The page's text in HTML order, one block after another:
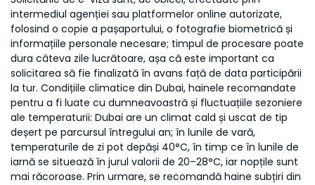
intermediul agenției sau platformelor online autorizate,
folosind o copie a pașaportului, o fotografie biometrică și
informațiile personale necesare; timpul de procesare poate
dura câteva zile lucrătoare, așa că este important ca
solicitarea să fie finalizată în avans față de data participării
la tur. Condițiile climatice din Dubai, hainele recomandate
pentru a fi luate cu dumneavoastră și fluctuațiile sezoniere
ale temperaturii: Dubai are un climat cald și uscat de tip
deșert pe parcursul întregului an; în lunile de vară,
temperaturile de zi pot depăși 40°C, în timp ce în lunile de
iarnă se situează în jurul valorii de 20–28°C, iar nopțile sunt
mai răcoroase. Prin urmare, se recomandă haine subțiri din